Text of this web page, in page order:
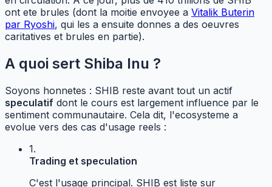
ont ete brules (dont la moitie envoyee a Vitalik Buterin
par Ryoshi, qui les a ensuite donnes a des oeuvres
caritatives et brules en partie).
A quoi sert Shiba Inu ?
Soyons honnetes : SHIB reste avant tout un actif
speculatif dont le cours est largement influence par le
sentiment communautaire. Cela dit, l'ecosysteme a
evolue vers des cas d'usage reels :
1.
Trading et speculation
C'est l'usage principal. SHIB est liste sur